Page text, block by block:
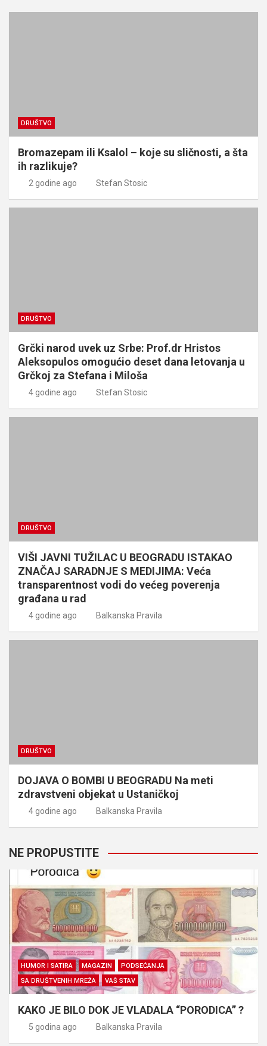
DRUŠTVO
Bromazepam ili Ksalol – koje su sličnosti, a šta
ih razlikuje?
2 godine ago Stefan Stosic
DRUŠTVO
Grčki narod uvek uz Srbe: Prof.dr Hristos
Aleksopulos omogućio deset dana letovanja u
Grčkoj za Stefana i Miloša
4 godine ago Stefan Stosic
DRUŠTVO
VIŠI JAVNI TUŽILAC U BEOGRADU ISTAKAO
ZNAČAJ SARADNJE S MEDIJIMA: Veća
transparentnost vodi do većeg poverenja
građana u rad
4 godine ago Balkanska Pravila
DRUŠTVO
DOJAVA O BOMBI U BEOGRADU Na meti
zdravstveni objekat u Ustaničkoj
4 godine ago Balkanska Pravila
NE PROPUSTITE
HUMOR I SATIRA MAGAZIN
PODSEĆANJA
SA DRUŠTVENIH MREŽA
VAŠ STAV
KAKO JE BILO DOK JE VLADALA “PORODICA” ?
5 godina ago Balkanska Pravila